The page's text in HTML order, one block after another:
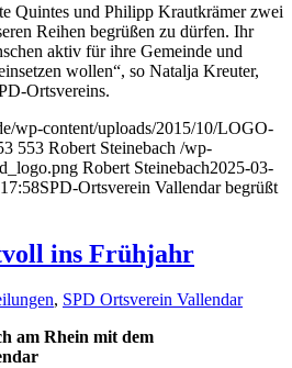
Quintes und Philipp Krautkrämer zwei
Reihen begrüßen zu dürfen. Ihr
aktiv für ihre Gemeinde und
wollen“, so Natalja Kreuter,
Ortsvereins.
wp-content/uploads/2015/10/LOGO-
553 Robert Steinebach /wp-
Robert Steinebach2025-03-
SPD-Ortsverein Vallendar begrüßt
ins Frühjahr
, SPD Ortsverein Vallendar
am Rhein mit dem